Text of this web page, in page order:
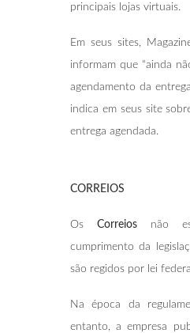
principais lojas virtuais.
Em seus sites,
informam que “ainda
agendamento da
indica em seus site
entrega agendada.
CORREIOS
Os Correios não
cumprimento da
são regidos por lei
Na época da
entanto, a empresa